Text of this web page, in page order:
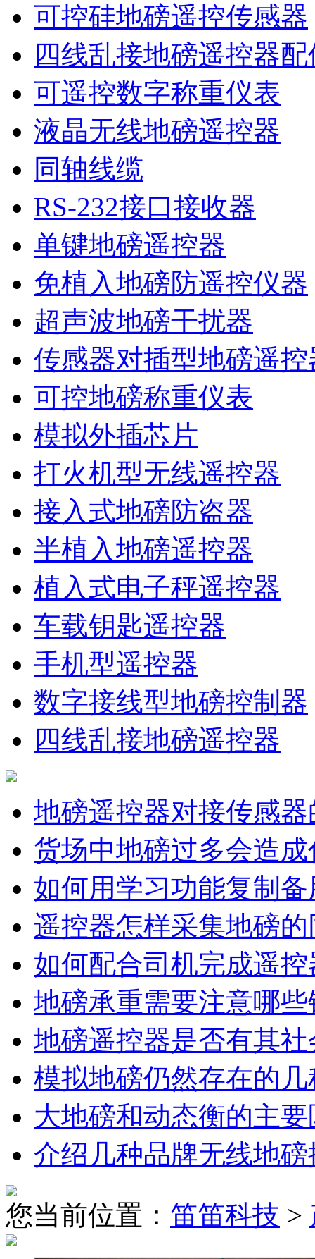
可控硅地磅遥控传感器
四线乱接地磅遥控器配
可遥控数字称重仪表
液晶无线地磅遥控器
同轴线缆
RS-232接口接收器
单键地磅遥控器
免植入地磅防遥控仪器
超声波地磅干扰器
传感器对插型地磅遥控
可控地磅称重仪表
模拟外插芯片
打火机型无线遥控器
接入式地磅防盗器
半植入地磅遥控器
植入式电子秤遥控器
车载钥匙遥控器
手机型遥控器
数字接线型地磅控制器
四线乱接地磅遥控器
地磅遥控器对接传感
货场中地磅过多会造
如何用学习功能复制
遥控器怎样采集地磅
如何配合司机完成遥
地磅承重需要注意哪
地磅遥控器是否有其
模拟地磅仍然存在的
大地磅和动态衡的主要
介绍几种品牌无线地
您当前位置： 笛笛科技 >